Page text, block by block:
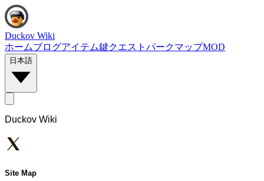
Duckov Wiki
ホームブログアイテム鍵クエスト パークマップMOD
日本語
Duckov Wiki
Site Map